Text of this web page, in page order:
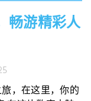
畅游精彩人
，在这里，你的